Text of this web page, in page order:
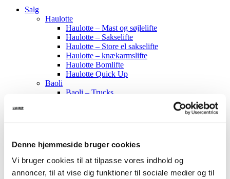
Denne hjemmeside bruger cookies
Vi bruger cookies til at tilpasse vores indhold og
annoncer, til at vise dig funktioner til sociale medier og til
Salg
Haulotte
Haulotte – Mast og søjlelifte
Haulotte – Sakselifte
Haulotte – Store el sakselifte
Haulotte – knækarmslifte
Haulotte Bomlifte
Haulotte Quick Up
Baoli
Baoli – Trucks
Sumner
Sumner – 2000 serie
Sumner – 2012s & 2016s serie
Sumner – 2100 serie